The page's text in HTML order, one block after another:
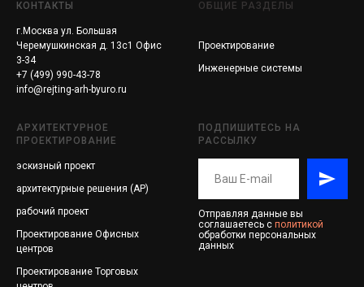
КОНТАКТЫ
г.Москва ул. Большая
Черемушкинская д. 13с1 Офис
3-34
+7 (499) 990-43-78
info@rejting-arh-byuro.ru
ОБЩИЕ РАЗДЕЛЫ
Проектирование
Инженерные системы
АРХИТЕКТУРНОЕ
ПРОЕКТИРОВАНИЕ
эскизный проект
архитектурные решения (АР)
рабочий проект
Проектирование Офисных
центров
Проектирование Торговых
ПОДПИШИТЕСЬ НА
РАССЫЛКУ
Отправляя данные вы
соглашаетесь с политикой
обработки персональных
данных